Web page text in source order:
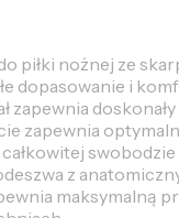
piłki nożnej ze
dopasowanie i
zapewnia
zapewnia
z
maksymalną